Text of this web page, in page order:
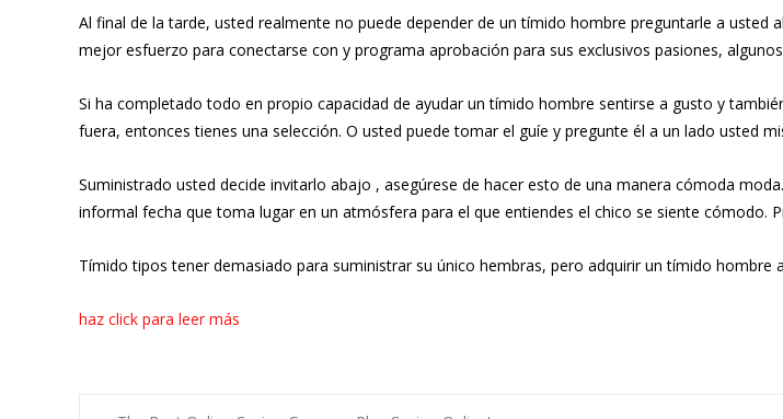
Al final de la tarde, usted realmente no puede depender de un tímido hombre preguntarle a
mejor esfuerzo para conectarse con y programa aprobación para sus exclusivos pasiones,
Si ha completado todo en propio capacidad de ayudar un tímido hombre sentirse a gusto y
fuera, entonces tienes una selección. O usted puede tomar el guíe y pregunte él a un lado usted
Suministrado usted decide invitarlo abajo , asegúrese de hacer esto de una manera cómoda
informal fecha que toma lugar en un atmósfera para el que entiendes el chico se siente cómodo.
Tímido tipos tener demasiado para suministrar su único hembras, pero adquirir un tímido
haz click para leer más